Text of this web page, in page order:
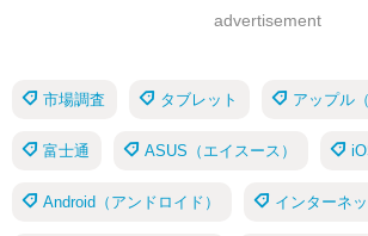
advertisement
市場調査 タブレット アップル
富士通 ASUS（エイスース）
Android（アンドロイド） インターネッ